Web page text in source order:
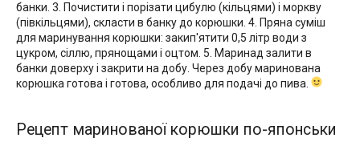
банки. 3. Почистити і порізати цибулю (кільцями) і моркву
(півкільцями), скласти в банку до корюшки. 4. Пряна суміш
для маринування корюшки: закип'ятити 0,5 літр води з
цукром, сіллю, прянощами і оцтом. 5. Маринад залити в
банки доверху і закрити на добу. Через добу маринована
корюшка готова і готова, особливо для подачі до пива.
Рецепт маринованої корюшки по-японськи